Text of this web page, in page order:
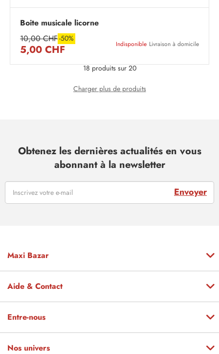
Boite musicale licorne
10,00 CHF-50%
5,00 CHF Indisponible Livraison à domicile
18 produits sur 20
Charger plus de produits
Obtenez les dernières actualités en vous
abonnant à la newsletter
Envoyer
Maxi Bazar
Aide & Contact
Entre-nous
Nos univers